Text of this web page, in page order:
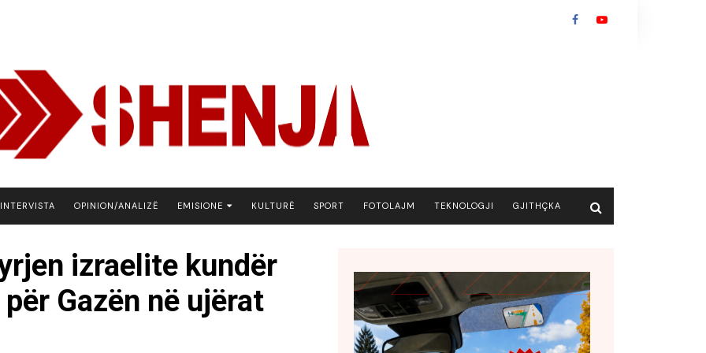
INTERVISTA OPINION/ANALIZË EMISIONE
BOTA NE FOKUS
EKONOMIKS
EMISION DEBATIV
KULTURË SPORT FOTOLAJM TEKNOLOGJI GJITHÇKA
izraelite kundër
Gazën në ujërat